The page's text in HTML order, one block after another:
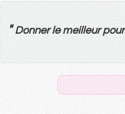
" Donner le meilleur pour